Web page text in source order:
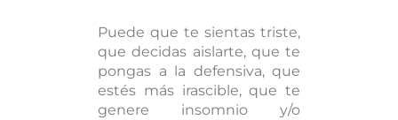
Puede que te sientas triste,
que decidas aislarte, que te
pongas a la defensiva, que
estés más irascible, que te
genere insomnio y/o